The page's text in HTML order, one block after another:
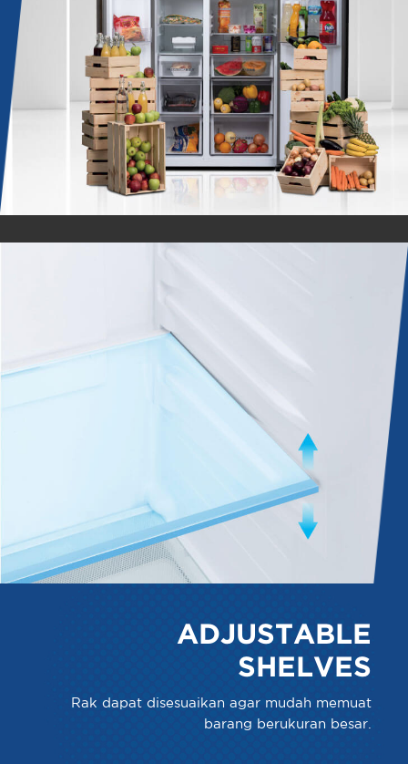
ADJUSTABLE
SHELVES
Rak dapat disesuaikan agar mudah memuat
barang berukuran besar.